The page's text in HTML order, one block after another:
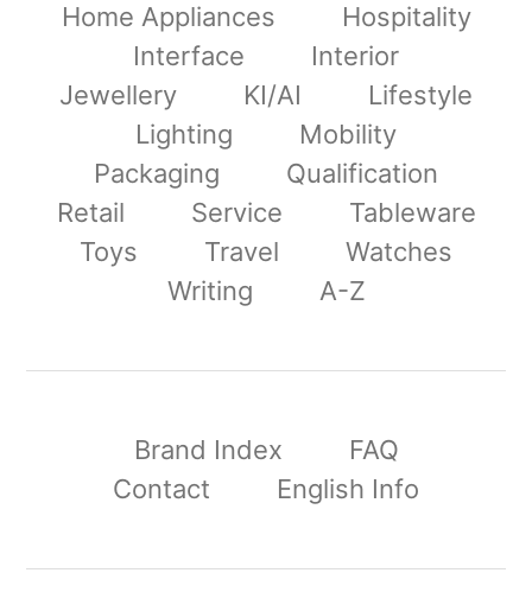
Home Appliances
Hospitality
Interface
Interior
Jewellery
KI/AI
Lifestyle
Lighting
Mobility
Packaging
Qualification
Retail
Service
Tableware
Toys
Travel
Watches
Writing
A-Z
Brand Index
FAQ
Contact
English Info